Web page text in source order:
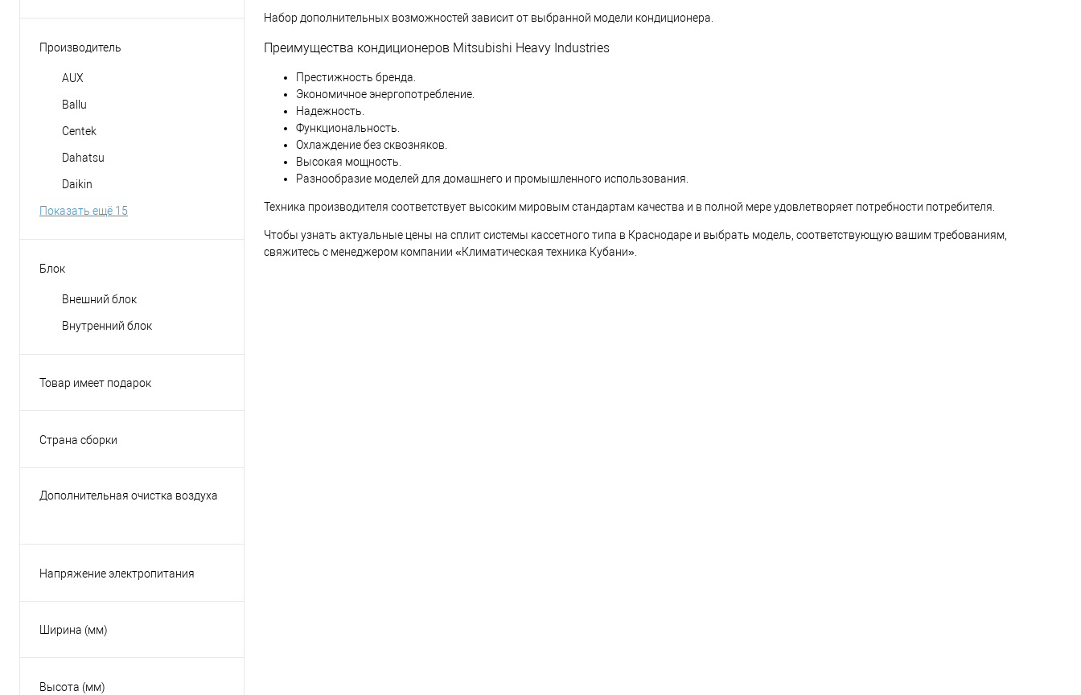
охлаждение
Производитель
AUX
Ballu
Centek
Dahatsu
Daikin
Показать ещё 15
Блок
Внешний блок
Внутренний блок
Товар имеет подарок
Страна сборки
Дополнительная очистка воздуха
Напряжение электропитания
Ширина (мм)
Высота (мм)
Набор дополнительных возможностей зависит от выбранной модели кондиционера.
Преимущества кондиционеров Mitsubishi Heavy Industries
Престижность бренда.
Экономичное энергопотребление.
Надежность.
Функциональность.
Охлаждение без сквозняков.
Высокая мощность.
Разнообразие моделей для домашнего и промышленного использования.
Техника производителя соответствует высоким мировым стандартам качества и в полной мере удовлетворяет потребности потребителя.
Чтобы узнать актуальные цены на сплит системы кассетного типа в Краснодаре и выбрать модель, соответствующую вашим требованиям,
свяжитесь с менеджером компании «Климатическая техника Кубани».